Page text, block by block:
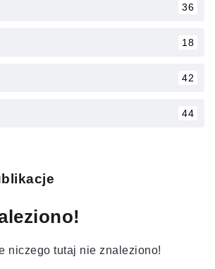
36
18
42
44
niczego tutaj nie znaleziono!